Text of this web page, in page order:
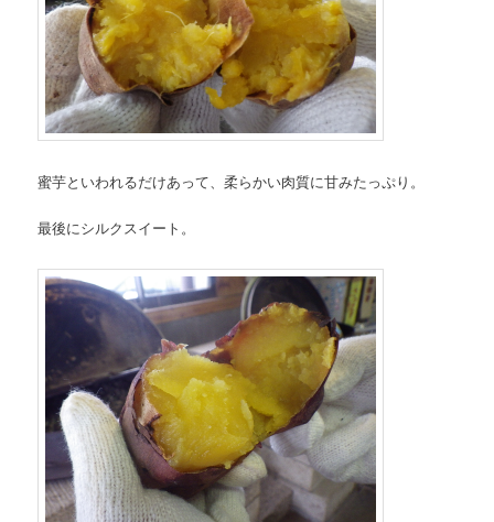
蜜芋といわれるだけあって、柔らかい肉質に甘みたっぷり。
最後にシルクスイート。